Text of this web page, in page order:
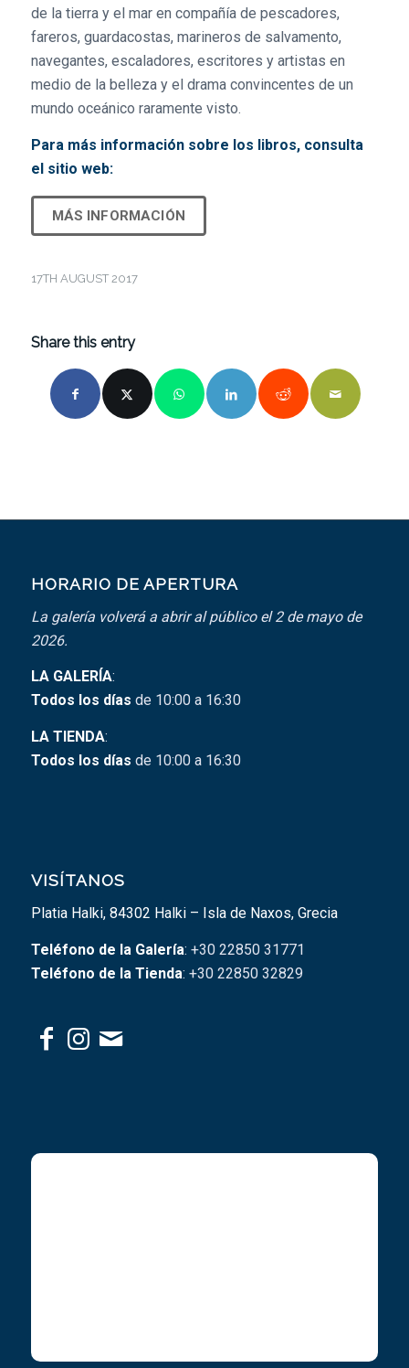
de la tierra y el mar en compañía de pescadores,
fareros, guardacostas, marineros de salvamento,
navegantes, escaladores, escritores y artistas en
medio de la belleza y el drama convincentes de un
mundo oceánico raramente visto.
Para más información sobre los libros, consulta
el sitio web:
MÁS INFORMACIÓN
17TH AUGUST 2017
Share this entry
HORARIO DE APERTURA
La galería volverá a abrir al público el 2 de mayo de
2026.
LA GALERÍA:
Todos los días de 10:00 a 16:30
LA TIENDA:
Todos los días de 10:00 a 16:30
VISÍTANOS
Platia Halki, 84302 Halki – Isla de Naxos, Grecia
Teléfono de la Galería: +30 22850 31771
Teléfono de la Tienda: +30 22850 32829